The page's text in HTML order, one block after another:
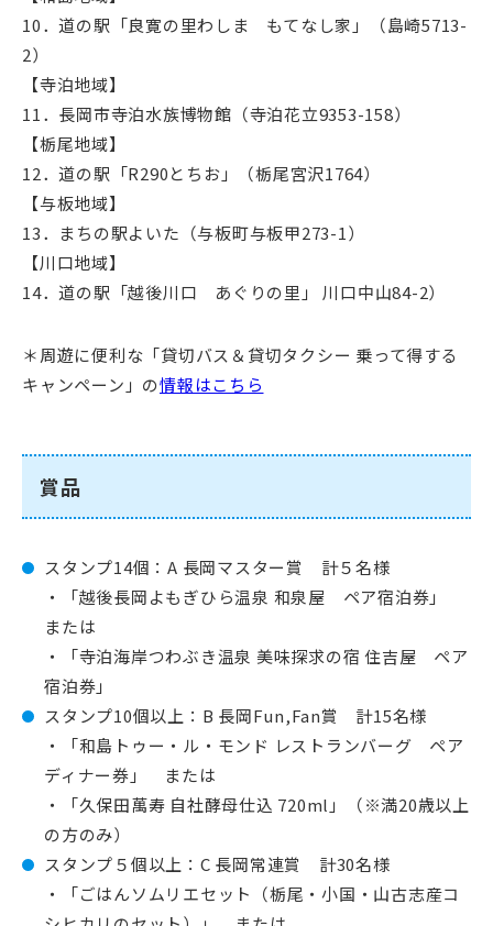
10．道の駅「良寛の里わしま もてなし家」（島崎5713-
2）
【寺泊地域】
11．長岡市寺泊水族博物館（寺泊花立9353-158）
【栃尾地域】
12．道の駅「R290とちお」（栃尾宮沢1764）
【与板地域】
13．まちの駅よいた（与板町与板甲273-1）
【川口地域】
14．道の駅「越後川口 あぐりの里」 川口中山84-2）
＊周遊に便利な「貸切バス＆貸切タクシー 乗って得する
キャンペーン」の情報はこちら
賞品
スタンプ14個：A 長岡マスター賞 計５名様
・「越後長岡よもぎひら温泉 和泉屋 ペア宿泊券」
または
・「寺泊海岸つわぶき温泉 美味探求の宿 住吉屋 ペア
宿泊券」
スタンプ10個以上：B 長岡Fun,Fan賞 計15名様
・「和島トゥー・ル・モンド レストランバーグ ペア
ディナー券」 または
・「久保田萬寿 自社酵母仕込 720ml」（※満20歳以上
の方のみ）
スタンプ５個以上：C 長岡常連賞 計30名様
・「ごはんソムリエセット（栃尾・小国・山古志産コ